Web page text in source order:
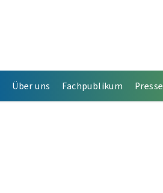
Über uns Fachpublikum Presse